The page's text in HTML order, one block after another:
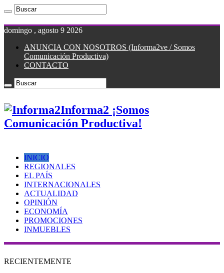
domingo , agosto 9 2026
ANUNCIA CON NOSOTROS (Informa2ve / Somos
Comunicación Productiva)
CONTACTO
Informa2 ¡Somos
Comunicación Productiva!
INICIO
REGIONALES
EL PAÍS
INTERNACIONALES
ACTUALIDAD
OPINIÓN
ECONOMÍA
PROMOCIONES
INMUEBLES
RECIENTEMENTE